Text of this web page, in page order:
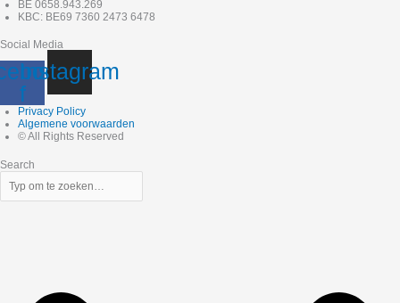
BE 0658.943.269
KBC: BE69 7360 2473 6478
Social Media
f
Instagram
Privacy Policy
Algemene voorwaarden
© All Rights Reserved
Search